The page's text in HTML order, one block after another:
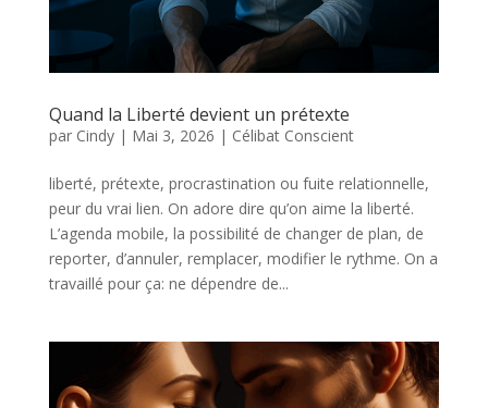
Quand la Liberté devient un prétexte
par Cindy| Mai 3, 2026 | Célibat Conscient
liberté, prétexte, procrastination ou fuite relationnelle,
peur du vrai lien. On adore dire qu’on aime la liberté.
L’agenda mobile, la possibilité de changer de plan, de
reporter, d’annuler, remplacer, modifier le rythme. On a
travaillé pour ça: ne dépendre de...